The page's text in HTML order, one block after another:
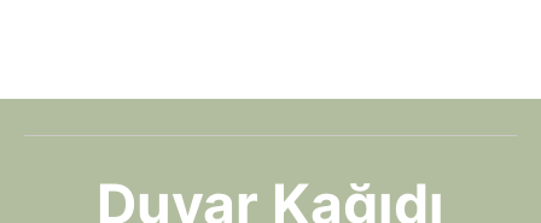
Duvar Kağıdı